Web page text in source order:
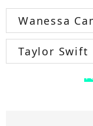
Wanessa
Taylor Swift